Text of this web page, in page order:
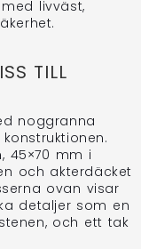
livväst,
TILL
noggranna
45×70 mm i
och akterdäcket
ovan visar
detaljer som en
och ett tak